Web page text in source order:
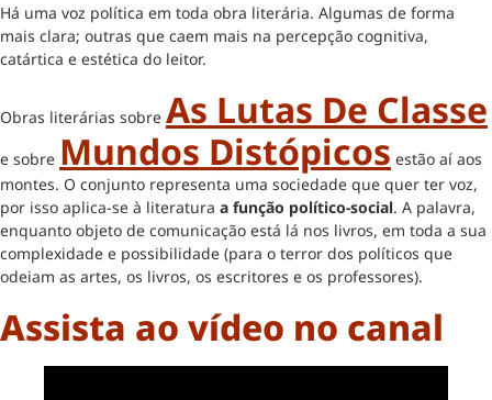
Há uma voz política em toda obra literária. Algumas de forma
mais clara; outras que caem mais na percepção cognitiva,
catártica e estética do leitor.
Obras literárias sobre As Lutas De Classe
e sobre Mundos Distópicos estão aí aos
montes. O conjunto representa uma sociedade que quer ter voz,
por isso aplica-se à literatura a função político-social. A palavra,
enquanto objeto de comunicação está lá nos livros, em toda a sua
complexidade e possibilidade (para o terror dos políticos que
odeiam as artes, os livros, os escritores e os professores).
Assista ao vídeo no canal